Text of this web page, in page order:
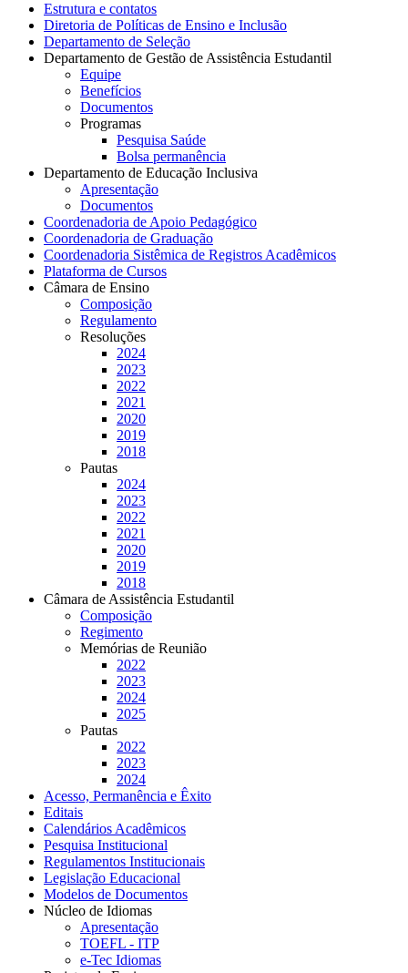
Estrutura e contatos
Diretoria de Políticas de Ensino e Inclusão
Departamento de Seleção
Departamento de Gestão de Assistência Estudantil
Equipe
Benefícios
Documentos
Programas
Pesquisa Saúde
Bolsa permanência
Departamento de Educação Inclusiva
Apresentação
Documentos
Coordenadoria de Apoio Pedagógico
Coordenadoria de Graduação
Coordenadoria Sistêmica de Registros Acadêmicos
Plataforma de Cursos
Câmara de Ensino
Composição
Regulamento
Resoluções
2024
2023
2022
2021
2020
2019
2018
Pautas
2024
2023
2022
2021
2020
2019
2018
Câmara de Assistência Estudantil
Composição
Regimento
Memórias de Reunião
2022
2023
2024
2025
Pautas
2022
2023
2024
Acesso, Permanência e Êxito
Editais
Calendários Acadêmicos
Pesquisa Institucional
Regulamentos Institucionais
Legislação Educacional
Modelos de Documentos
Núcleo de Idiomas
Apresentação
TOEFL - ITP
e-Tec Idiomas